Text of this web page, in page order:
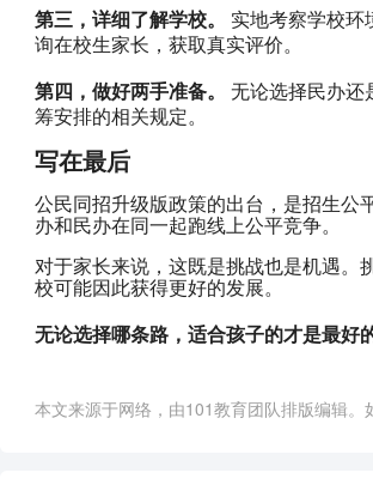
第三，详细了解学校。
实地考察学校
询在校生家长，获取真实评价。
第四，做好两手准备。
无论选择民办还
筹安排的相关规定。
写在最后
公民同招升级版政策的出台，是招生公
办和民办在同一起跑线上公平竞争。
对于家长来说，这既是挑战也是机遇。
校可能因此获得更好的发展。
无论选择哪条路，适合孩子的才是最好的
本文来源于网络，由101教育团队排版编辑